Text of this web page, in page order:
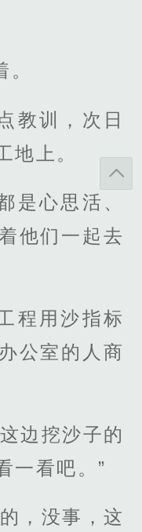
教训，次日
地上。
是心思活、
他们一起去
程用沙指标
公室的人商
边挖沙子的
一看吧。”
，没事，这